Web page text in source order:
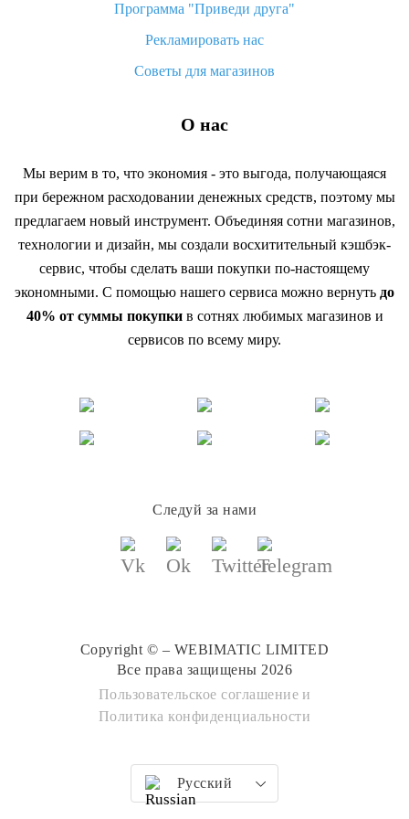
Программа "Приведи друга"
Рекламировать нас
Советы для магазинов
О нас
Мы верим в то, что экономия - это выгода, получающаяся
при бережном расходовании денежных средств, поэтому мы
предлагаем новый инструмент. Объединяя сотни магазинов,
технологии и дизайн, мы создали восхитительный кэшбэк-
сервис, чтобы сделать ваши покупки по-настоящему
экономными. С помощью нашего сервиса можно вернуть до
40% от суммы покупкив сотнях любимых магазинов и
сервисов по всему миру.
Следуй за нами
Copyright © – WEBIMATIC LIMITED
Все права защищены 2026
Пользовательское соглашение и
Политика конфиденциальности
Русский